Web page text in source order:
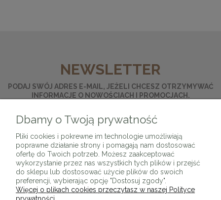
NEWSLETTER
PODAJ SWÓJ ADRES E-MAIL, JEŻELI CHCESZ OTRZYMYWAĆ
INFORMACJE O NOWOŚCIACH I PROMOCJACH.
Dbamy o Twoją prywatność
Pliki cookies i pokrewne im technologie umożliwiają
poprawne działanie strony i pomagają nam dostosować
ofertę do Twoich potrzeb. Możesz zaakceptować
wykorzystanie przez nas wszystkich tych plików i przejść
do sklepu lub dostosować użycie plików do swoich
preferencji, wybierając opcję "Dostosuj zgody".
Więcej o plikach cookies przeczytasz w naszej Polityce